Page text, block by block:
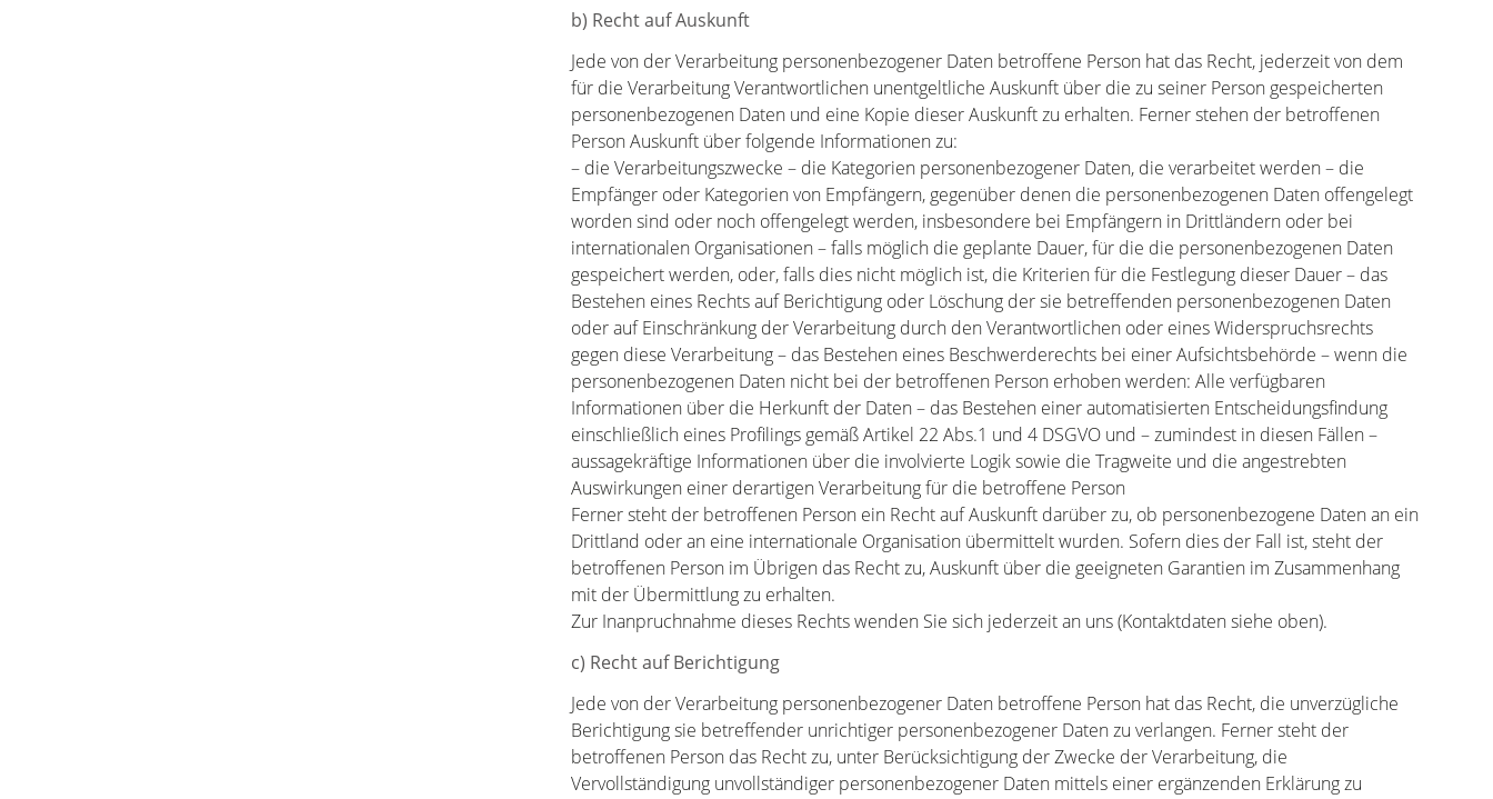
b) Recht auf Auskunft
Jede von der Verarbeitung personenbezogener Daten betroffene Person hat das Recht, jederzeit von dem
für die Verarbeitung Verantwortlichen unentgeltliche Auskunft über die zu seiner Person gespeicherten
personenbezogenen Daten und eine Kopie dieser Auskunft zu erhalten. Ferner stehen der betroffenen
Person Auskunft über folgende Informationen zu:
– die Verarbeitungszwecke – die Kategorien personenbezogener Daten, die verarbeitet werden – die
Empfänger oder Kategorien von Empfängern, gegenüber denen die personenbezogenen Daten offengelegt
worden sind oder noch offengelegt werden, insbesondere bei Empfängern in Drittländern oder bei
internationalen Organisationen – falls möglich die geplante Dauer, für die die personenbezogenen Daten
gespeichert werden, oder, falls dies nicht möglich ist, die Kriterien für die Festlegung dieser Dauer – das
Bestehen eines Rechts auf Berichtigung oder Löschung der sie betreffenden personenbezogenen Daten
oder auf Einschränkung der Verarbeitung durch den Verantwortlichen oder eines Widerspruchsrechts
gegen diese Verarbeitung – das Bestehen eines Beschwerderechts bei einer Aufsichtsbehörde – wenn die
personenbezogenen Daten nicht bei der betroffenen Person erhoben werden: Alle verfügbaren
Informationen über die Herkunft der Daten – das Bestehen einer automatisierten Entscheidungsfindung
einschließlich eines Profilings gemäß Artikel 22 Abs.1 und 4 DSGVO und – zumindest in diesen Fällen –
aussagekräftige Informationen über die involvierte Logik sowie die Tragweite und die angestrebten
Auswirkungen einer derartigen Verarbeitung für die betroffene Person
Ferner steht der betroffenen Person ein Recht auf Auskunft darüber zu, ob personenbezogene Daten an ein
Drittland oder an eine internationale Organisation übermittelt wurden. Sofern dies der Fall ist, steht der
betroffenen Person im Übrigen das Recht zu, Auskunft über die geeigneten Garantien im Zusammenhang
mit der Übermittlung zu erhalten.
Zur Inanpruchnahme dieses Rechts wenden Sie sich jederzeit an uns (Kontaktdaten siehe oben).
c) Recht auf Berichtigung
Jede von der Verarbeitung personenbezogener Daten betroffene Person hat das Recht, die unverzügliche
Berichtigung sie betreffender unrichtiger personenbezogener Daten zu verlangen. Ferner steht der
betroffenen Person das Recht zu, unter Berücksichtigung der Zwecke der Verarbeitung, die
Vervollständigung unvollständiger personenbezogener Daten mittels einer ergänzenden Erklärung zu